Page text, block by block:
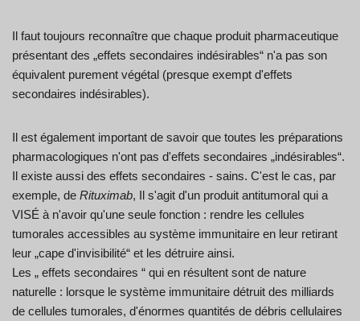
Il faut toujours reconnaître que chaque produit pharmaceutique
présentant des „effets secondaires indésirables“ n'a pas son
équivalent purement végétal (presque exempt d'effets
secondaires indésirables).
Il est également important de savoir que toutes les préparations
pharmacologiques n'ont pas d'effets secondaires „indésirables“.
Il existe aussi des effets secondaires - sains. C'est le cas, par
exemple, de Rituximab, Il s'agit d'un produit antitumoral qui a
VISÉ à n'avoir qu'une seule fonction : rendre les cellules
tumorales accessibles au système immunitaire en leur retirant
leur „cape d'invisibilité“ et les détruire ainsi.
Les „ effets secondaires “ qui en résultent sont de nature
naturelle : lorsque le système immunitaire détruit des milliards
de cellules tumorales, d'énormes quantités de débris cellulaires